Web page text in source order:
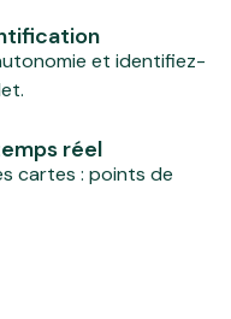
et identifiez-
réel
cartes : points de